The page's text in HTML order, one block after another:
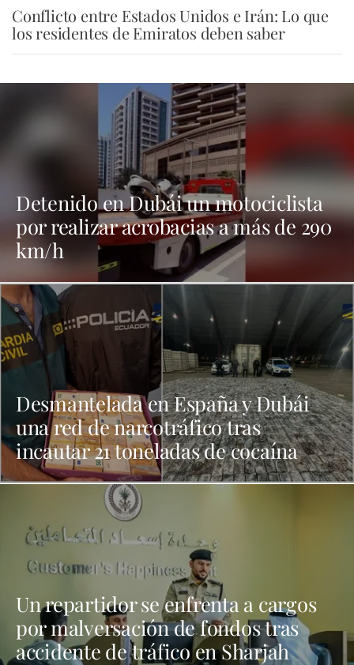
Conflicto entre Estados Unidos e Irán: Lo que
los residentes de Emiratos deben saber
Detenido en Dubái un motociclista
por realizar acrobacias a más de 290
km/h
Desmantelada en España y Dubái
una red de narcotráfico tras
incautar 21 toneladas de cocaína
Un repartidor se enfrenta a cargos
por malversación de fondos tras
accidente de tráfico en Sharjah